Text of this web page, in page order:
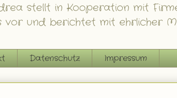
stellt in Kooperation mit
vor und berichtet mit ehrlicher
Datenschutz Impressum